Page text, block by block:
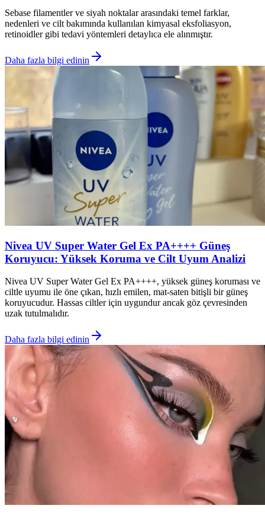
Sebase filamentler ve siyah noktalar arasındaki temel farklar,
nedenleri ve cilt bakımında kullanılan kimyasal eksfoliasyon,
retinoidler gibi tedavi yöntemleri detaylıca ele alınmıştır.
Daha fazla bilgi edinin
Nivea UV Super Water Gel Ex PA++++ Güneş
Koruyucu: Yüksek Koruma ve Cilt Uyum Analizi
Nivea UV Super Water Gel Ex PA++++, yüksek güneş koruması ve
ciltle uyumu ile öne çıkan, hızlı emilen, mat-saten bitişli bir güneş
koruyucudur. Hassas ciltler için uygundur ancak göz çevresinden
uzak tutulmalıdır.
Daha fazla bilgi edinin